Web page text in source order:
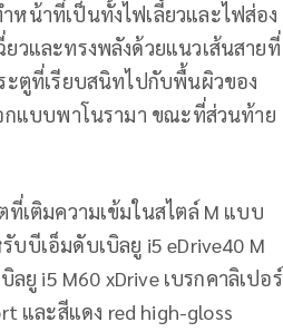
หน้าที่เป็นทั้งไฟเลี้ยวและไฟส่อง
วและทรงพลังด้วยแนวเส้นสายที่
ะตูที่เรียบสนิทไปกับพื้นผิวของ
กแบบพาโนรามา ขณะที่ส่วนท้าย
เติมความเข้มในสไตล์ M แบบ
บีเอ็มดับเบิลยู i5 eDrive40 M
ยู i5 M60 xDrive เบรกคาลิเปอร์
และสีแดง red high-gloss